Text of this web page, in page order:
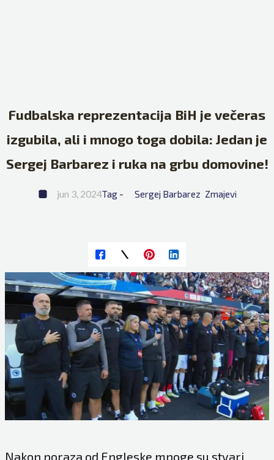
Fudbalska reprezentacija BiH je večeras
izgubila, ali i mnogo toga dobila: Jedan je
Sergej Barbarez i ruka na grbu domovine!
jun 3, 2024Tag - Sergej Barbarez Zmajevi
Nakon poraza od Engleske mnoge su stvari